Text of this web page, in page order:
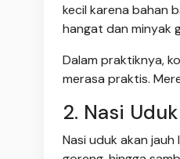
kecil karena bahan
hangat dan minyak
Dalam praktiknya,
merasa praktis.
2. Nasi
Nasi uduk akan